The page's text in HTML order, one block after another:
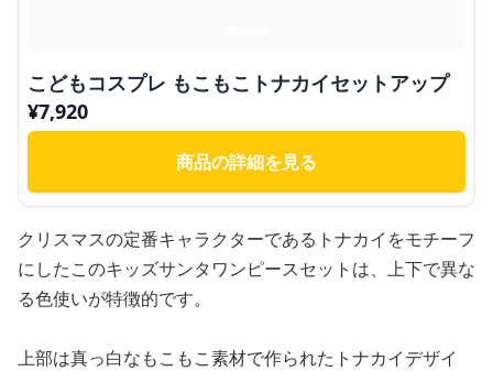
こどもコスプレ もこもこトナカイセットアップ
¥7,920
商品の詳細を見る
クリスマスの定番キャラクターであるトナカイをモチーフ
にしたこのキッズサンタワンピースセットは、上下で異な
る色使いが特徴的です。
上部は真っ白なもこもこ素材で作られたトナカイデザイ